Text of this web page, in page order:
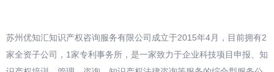
苏州优知汇知识产权咨询服务有限公司成立于2015年4月，目前拥有2
家全资子公司，1家专利事务所，是一家致力于企业科技项目申报、知